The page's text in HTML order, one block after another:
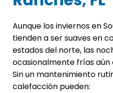
Aunque los inviernos en
tienden a ser suaves en
estados del norte, las
ocasionalmente frías
Sin un mantenimiento
calefacción pueden: